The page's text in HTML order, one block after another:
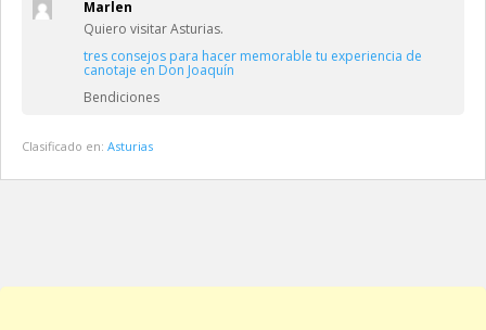
Marlen
Quiero visitar Asturias.
tres consejos para hacer memorable tu experiencia de
canotaje en Don Joaquín
Bendiciones
Clasificado en: Asturias